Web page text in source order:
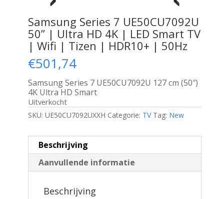
Samsung Series 7 UE50CU7092U
50” | Ultra HD 4K | LED Smart TV
| Wifi | Tizen | HDR10+ | 50Hz
€501,74
Samsung Series 7 UE50CU7092U 127 cm (50″)
4K Ultra HD Smart
Uitverkocht
SKU: UE50CU7092UXXH Categorie: TV Tag: New
Beschrijving
Aanvullende informatie
Beschrijving